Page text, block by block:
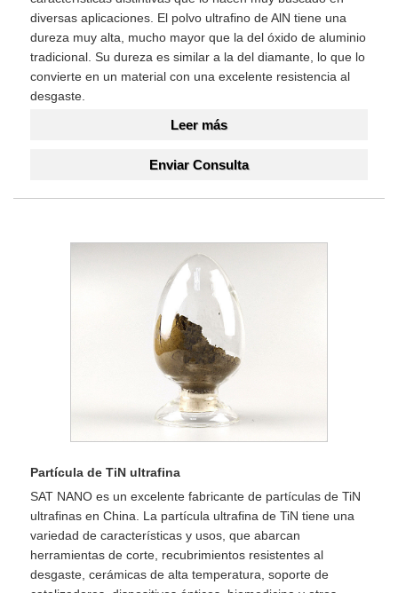
diversas aplicaciones. El polvo ultrafino de AlN tiene una
dureza muy alta, mucho mayor que la del óxido de aluminio
tradicional. Su dureza es similar a la del diamante, lo que lo
convierte en un material con una excelente resistencia al
desgaste.
Leer más
Enviar Consulta
Partícula de TiN ultrafina
SAT NANO es un excelente fabricante de partículas de TiN
ultrafinas en China. La partícula ultrafina de TiN tiene una
variedad de características y usos, que abarcan
herramientas de corte, recubrimientos resistentes al
desgaste, cerámicas de alta temperatura, soporte de